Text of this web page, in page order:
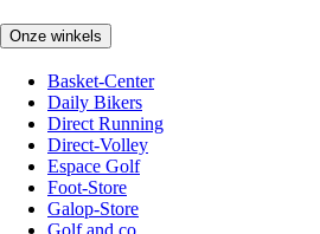
Onze winkels
Basket-Center
Daily Bikers
Direct Running
Direct-Volley
Espace Golf
Foot-Store
Galop-Store